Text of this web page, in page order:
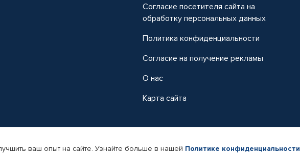
Согласие посетителя сайта на
обработку персональных данных
Политика конфиденциальности
Согласие на получение рекламы
О нас
Карта сайта
магазин автомобильных товаров Автопрофи.
ваш опыт на сайте. Узнайте больше в нашей Политике конфиденциальности